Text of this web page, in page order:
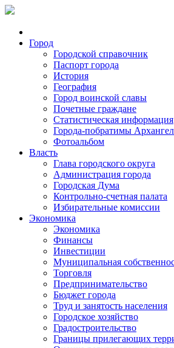
Город
Городской справочник
Паспорт города
История
География
Город воинской славы
Почетные граждане
Статистическая информация
Города-побратимы
Фотоальбом
Власть
Глава городского округа
Администрация города
Городская Дума
Контрольно-счетная палата
Избирательные комиссии
Экономика
Экономика
Финансы
Инвестиции
Муниципальная
Торговля
Предпринимательство
Бюджет города
Труд и занятость населения
Городское хозяйство
Градостроительство
Границы прилегающих